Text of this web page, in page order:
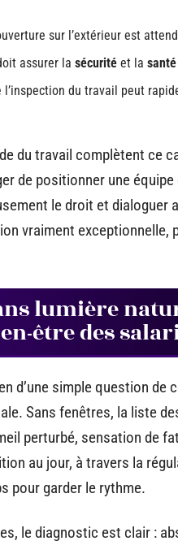
sur l’extérieur est
assurer la sécurité et la santé
l’inspection du travail peut
du travail complètent ce
de positionner une
le droit et
vraiment exceptionnelle,
lumière
être des
d’une simple question
Sans fenêtres, la liste
perturbé, sensation de
au jour, à travers la
pour garder le rythme.
le diagnostic est clair :